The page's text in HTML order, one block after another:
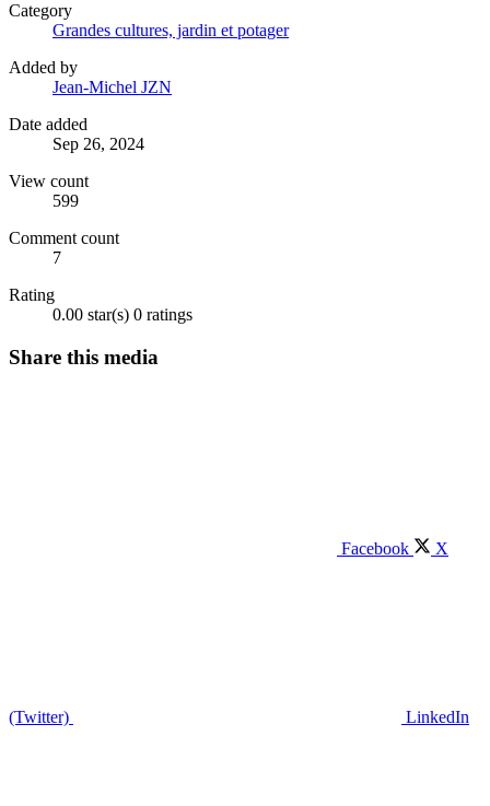
Category
Grandes cultures, jardin et potager
Added by
Jean-Michel JZN
Date added
Sep 26, 2024
View count
599
Comment count
7
Rating
0.00 star(s) 0 ratings
Share this media
Facebook X
(Twitter) LinkedIn